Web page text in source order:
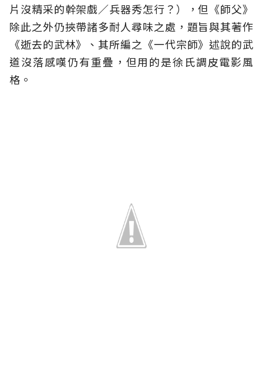
片沒精采的幹架戲／兵器秀怎行？），但《師父》
除此之外仍挾帶諸多耐人尋味之處，題旨與其著作
《逝去的武林》、其所編之《一代宗師》述說的武
道沒落感嘆仍有重疊，但用的是徐氏調皮電影風
格。